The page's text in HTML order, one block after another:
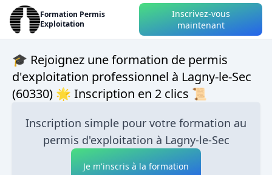
Formation Permis
Exploitation
Inscrivez-vous
maintenant
🎓 Rejoignez une formation de permis
d'exploitation professionnel à Lagny-le-Sec
(60330) 🌟 Inscription en 2 clics 📜
Inscription simple pour votre formation au
permis d'exploitation à Lagny-le-Sec
Je m'inscris à la formation